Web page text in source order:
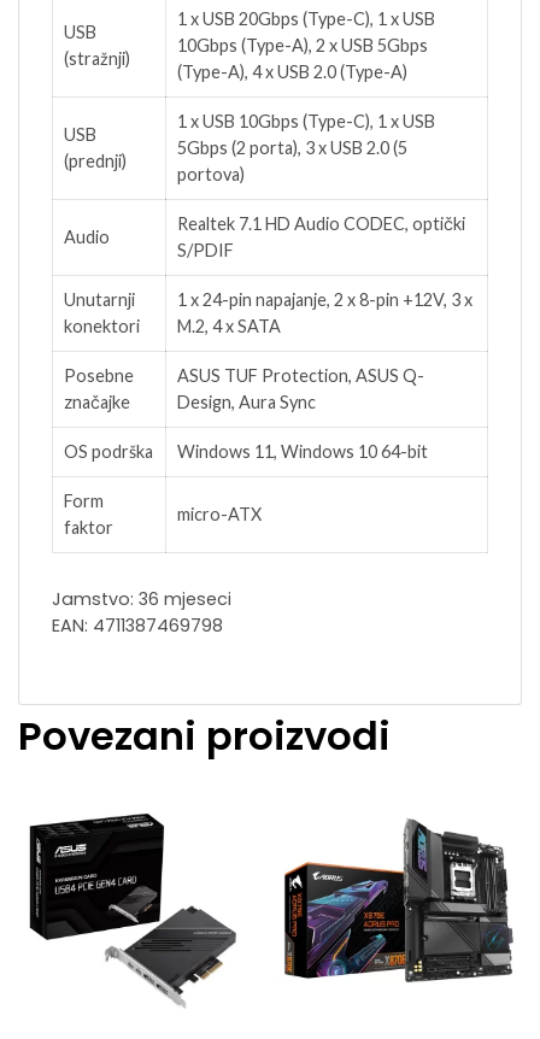
USB
(stražnji)
1 x USB 20Gbps (Type-C), 1 x USB
10Gbps (Type-A), 2 x USB 5Gbps
(Type-A), 4 x USB 2.0 (Type-A)
USB
(prednji)
1 x USB 10Gbps (Type-C), 1 x USB
5Gbps (2 porta), 3 x USB 2.0 (5
portova)
Audio
Realtek 7.1 HD Audio CODEC, optički
S/PDIF
Unutarnji
konektori
1 x 24-pin napajanje, 2 x 8-pin +12V, 3 x
M.2, 4 x SATA
Posebne
značajke
ASUS TUF Protection, ASUS Q-
Design, Aura Sync
OS podrška Windows 11, Windows 10 64-bit
Form
faktor
micro-ATX
Jamstvo: 36 mjeseci
EAN: 4711387469798
Povezani proizvodi